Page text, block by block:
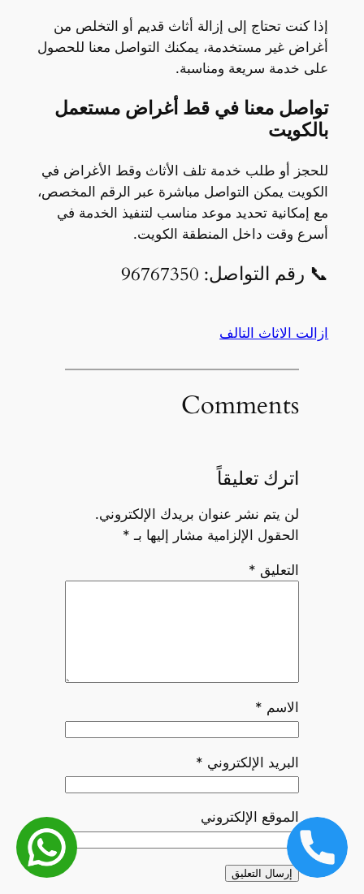
إذا كنت تحتاج إلى إزالة أثاث قديم أو التخلص من
أغراض غير مستخدمة، يمكنك التواصل معنا للحصول
على خدمة سريعة ومناسبة.
تواصل معنا في قط أغراض مستعمل
بالكويت
للحجز أو طلب خدمة تلف الأثاث وقط الأغراض في
الكويت يمكن التواصل مباشرة عبر الرقم المخصص،
مع إمكانية تحديد موعد مناسب لتنفيذ الخدمة في
أسرع وقت داخل المنطقة الكويت.
📞 رقم التواصل: 96767350
ازالت الاثاث التالف
Comments
اترك تعليقاً
لن يتم نشر عنوان بريدك الإلكتروني.
الحقول الإلزامية مشار إليها بـ *
التعليق *
الاسم *
البريد الإلكتروني *
الموقع الإلكتروني